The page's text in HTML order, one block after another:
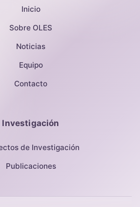
Inicio
Sobre OLES
Noticias
Equipo
Contacto
Investigación
de Investigación
Publicaciones